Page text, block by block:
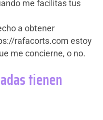
me facilitas tus
a obtener
rafacorts.com estoy
me concierne, o no.
tienen